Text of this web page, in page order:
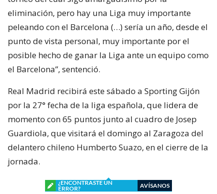
eliminación, pero hay una Liga muy importante
peleando con el Barcelona (…) sería un año, desde el
punto de vista personal, muy importante por el
posible hecho de ganar la Liga ante un equipo como
el Barcelona”, sentenció.
Real Madrid recibirá este sábado a Sporting Gijón
por la 27° fecha de la liga española, que lidera de
momento con 65 puntos junto al cuadro de Josep
Guardiola, que visitará el domingo al Zaragoza del
delantero chileno Humberto Suazo, en el cierre de la
jornada.
¿ENCONTRASTE UN
ERROR?
AVÍSANOS